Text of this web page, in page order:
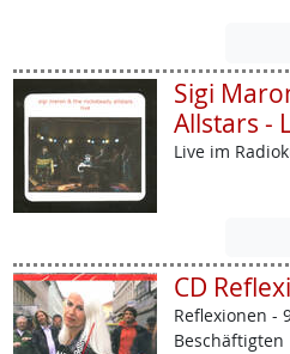
Sigi
Allstars -
Live im
CD
Reflexionen -
Beschäftigten